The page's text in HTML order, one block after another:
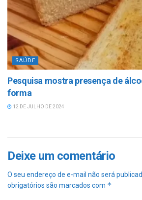
SAÚDE
Pesquisa mostra presença de
forma
12 DE JULHO DE 2024
Deixe um comentário
O seu endereço de e-mail não será
obrigatórios são marcados com *